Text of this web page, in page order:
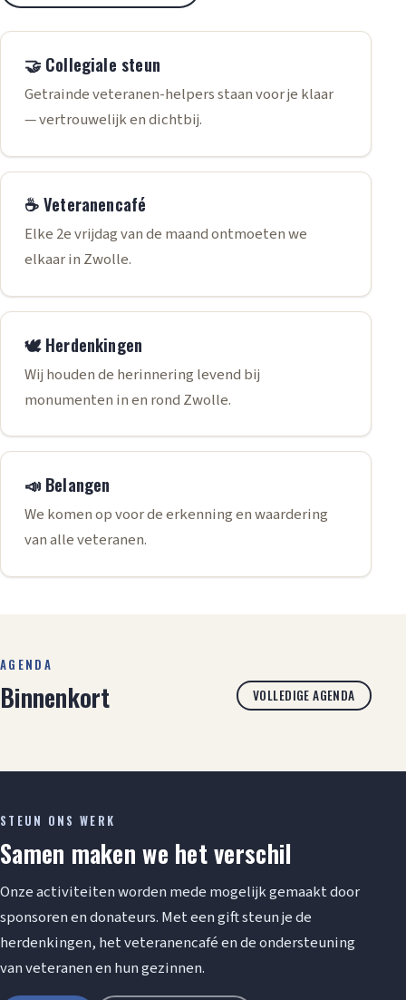
🤝 Collegiale steun
Getrainde veteranen-helpers staan voor je klaar
— vertrouwelijk en dichtbij.
☕ Veteranencafé
Elke 2e vrijdag van de maand ontmoeten we
elkaar in Zwolle.
🕊️ Herdenkingen
Wij houden de herinnering levend bij
monumenten in en rond Zwolle.
📣 Belangen
We komen op voor de erkenning en waardering
van alle veteranen.
AGENDA
Binnenkort VOLLEDIGE AGENDA
STEUN ONS WERK
Samen maken we het verschil
Onze activiteiten worden mede mogelijk gemaakt door
sponsoren en donateurs. Met een gift steun je de
herdenkingen, het veteranencafé en de ondersteuning
van veteranen en hun gezinnen.